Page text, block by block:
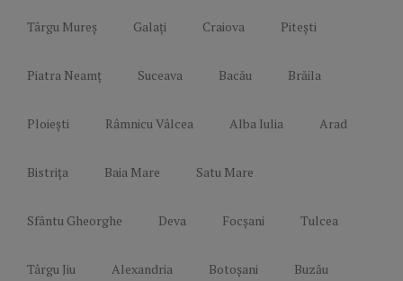
Târgu Mureș Galați Craiova Pitești
Piatra Neamț Suceava Bacău Brăila
Ploiești Râmnicu Vâlcea Alba Iulia Arad
Bistrița Baia Mare Satu Mare
Sfântu Gheorghe Deva Focșani Tulcea
Târgu Jiu Alexandria Botoșani Buzău